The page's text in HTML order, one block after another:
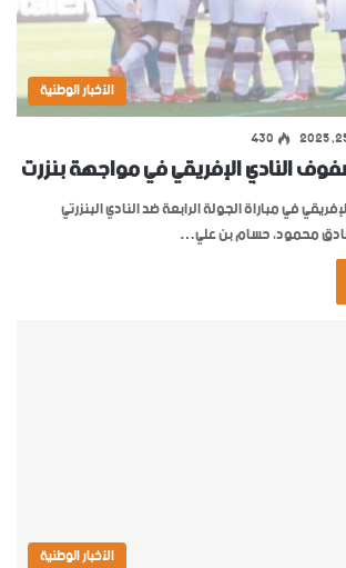
الأخبار الوطنية
430
النادي الإفريقي في مواجهة بنزرت
في مباراة الجولة الرابعة ضد النادي البنزرتي
محمود، حسام بن علي…
الأخبار الوطنية